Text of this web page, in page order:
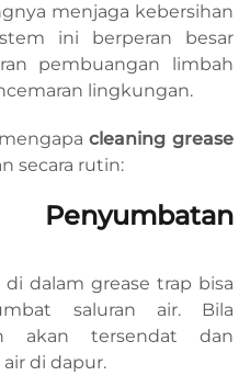
menjaga kebersihan
ini berperan besar
pembuangan limbah
lingkungan.
cleaning grease
secara rutin:
dalam grease trap bisa
saluran air. Bila
akan tersendat dan
di dapur.